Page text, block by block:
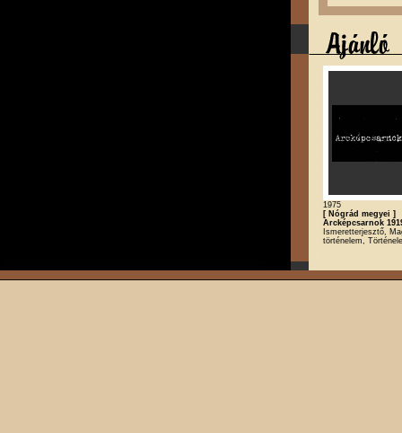
1975
[ Nógrád megyei ]
Arcképcsarnok
Ismeretterjesztő,
történelem,